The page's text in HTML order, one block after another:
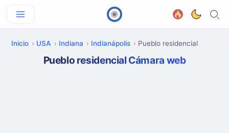
Inicio USA Indiana Indianápolis Pueblo residencial
Pueblo residencial Cámara web